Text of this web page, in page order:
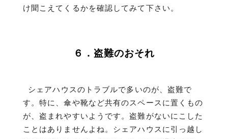
け聞こえてくるかを確認してみて下さい。
６．盗難のおそれ
シェアハウスのトラブルで多いのが、盗難で
す。特に、傘や靴など共有のスペースに置くもの
が、盗まれやすいようです。盗難がないにこした
ことはありませんよね。シェアハウスに引っ越し